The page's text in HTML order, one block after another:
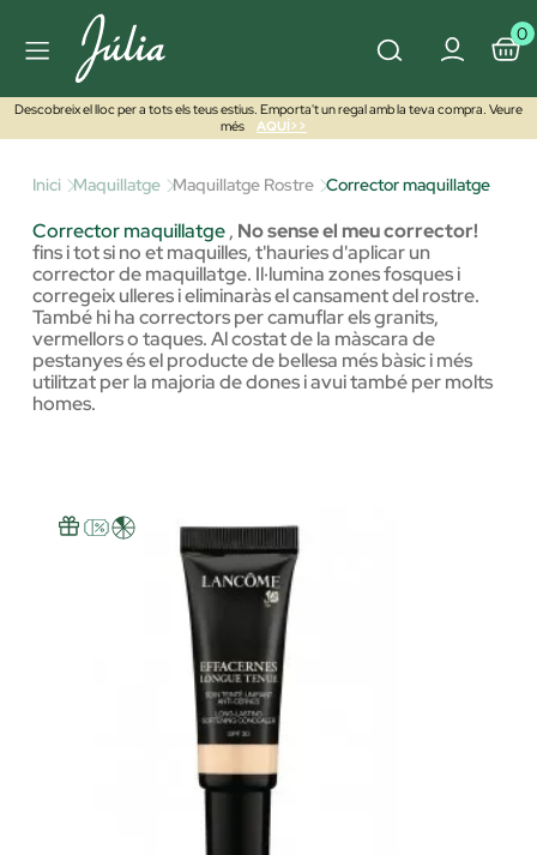
0
Descobreix el lloc per a tots els teus estius. Emporta't un regal amb la teva compra. Veure
més
AQUÍ>>
Inici Maquillatge Maquillatge Rostre Corrector maquillatge
Corrector maquillatge, No sense el meu corrector!
fins i tot si no et maquilles, t'hauries d'aplicar un
corrector de maquillatge. Il·lumina zones fosques i
corregeix ulleres i eliminaràs el cansament del rostre.
També hi ha correctors per camuflar els granits,
vermellors o taques. Al costat de la màscara de
pestanyes és el producte de bellesa més bàsic i més
utilitzat per la majoria de dones i avui també per molts
homes.